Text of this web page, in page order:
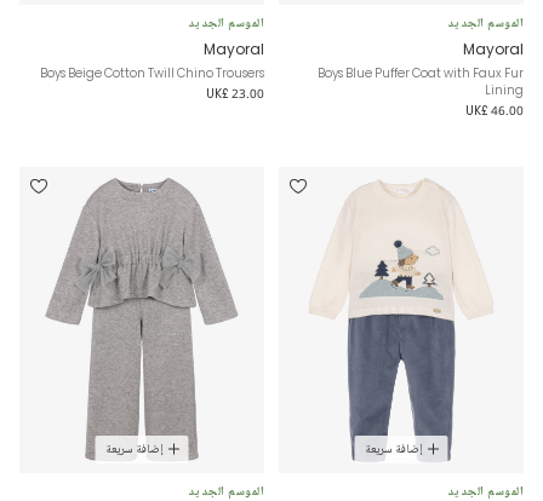
الموسم الجديد
Mayoral
Boys Blue Puffer Coat with Faux Fur
Lining
UK£ 46.00
الموسم الجديد
Mayoral
Boys Beige Cotton Twill Chino Trousers
UK£ 23.00
إضافة سريعة
الموسم الجديد
إضافة سريعة
الموسم الجديد